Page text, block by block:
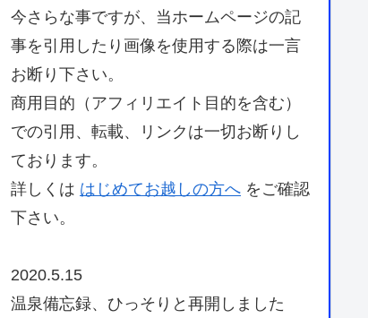
今さらな事ですが、当ホームページの記
事を引用したり画像を使用する際は一言
お断り下さい。
商用目的（アフィリエイト目的を含む）
での引用、転載、リンクは一切お断りし
ております。
詳しくは はじめてお越しの方へ をご確認
下さい。
2020.5.15
温泉備忘録、ひっそりと再開しました